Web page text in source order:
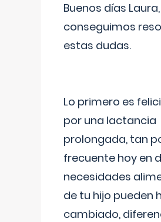
Buenos días
conseguimos
estas dudas.
Lo primero es
por una lactancia
prolongada, tan
frecuente hoy en
necesidades
de tu hijo pueden
cambiado,